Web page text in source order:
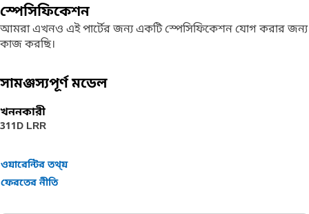
স্পেসিফিকেশন
আমরা এখনও এই পার্টের জন্য একটি স্পেসিফিকেশন যোগ করার জন্য
কাজ করছি।
সামঞ্জস্যপূর্ণ মডেল
খননকারী
311D LRR
ওয়ারেন্টির তথ্য়
ফেরতের নীতি